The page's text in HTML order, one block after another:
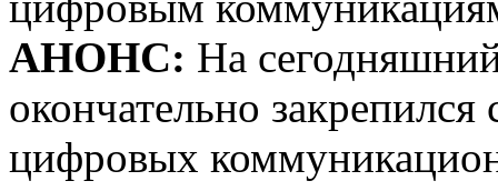
АНОНС: На
окончательно
цифровых